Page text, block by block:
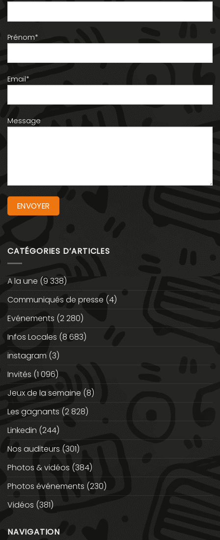
Prénom*
Email*
Message
CATÉGORIES D’ARTICLES
A la une (9 338)
Communiqués de presse (4)
Evénements (2 280)
Infos Locales (8 683)
instagram (3)
Invités (1 096)
Jeux de la semaine (8)
Les gagnants (2 828)
Linkedin (244)
Nos auditeurs (301)
Photos & vidéos (384)
Photos événements (230)
Vidéos (381)
NAVIGATION